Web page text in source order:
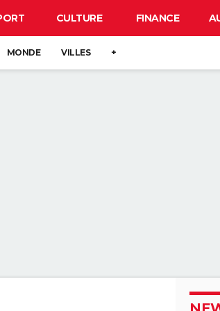
CULTURE FINANCE
MONDE VILLES +